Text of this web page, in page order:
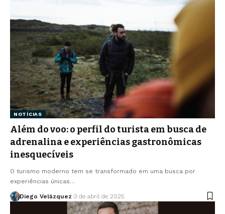
NOTÍCIAS
Além do voo: o perfil do turista em busca de
adrenalina e experiências gastronômicas
inesquecíveis
O turismo moderno tem se transformado em uma busca por
experiências únicas…
Diego Velázquez 3 de abril de 2025